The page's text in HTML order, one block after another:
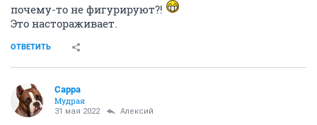
почему-то не фигурируют?!
Это настораживает.
ОТВЕТИТЬ
Сарра
Мудрая
31 мая 2022 Алексий